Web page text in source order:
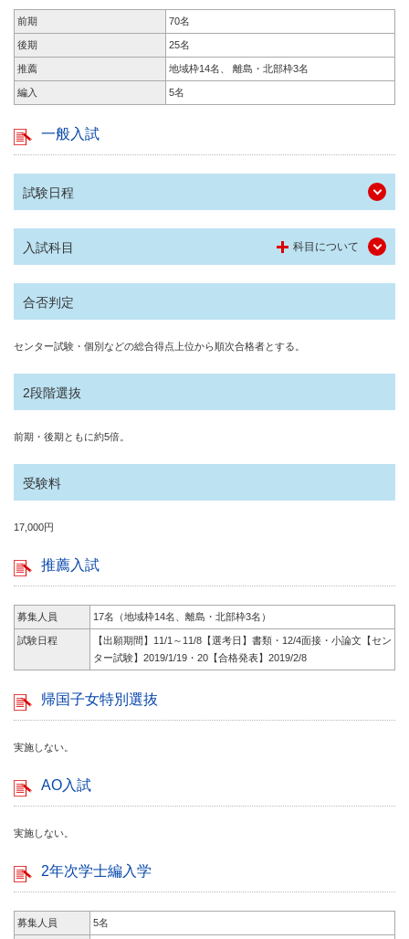
前期 70名
後期 25名
推薦 地域枠14名、 離島・北部枠3名
編入 5名
一般入試
試験日程
入試科目 科目について
合否判定
センター試験・個別などの総合得点上位から順次合格者とする。
2段階選抜
前期・後期ともに約5倍。
受験料
17,000円
推薦入試
募集人員 17名（地域枠14名、離島・北部枠3名）
試験日程
【出願期間】11/1～11/8【選考日】書類・12/4面接・小論文【セン
ター試験】2019/1/19・20【合格発表】2019/2/8
帰国子女特別選抜
実施しない。
AO入試
実施しない。
2年次学士編入学
募集人員 5名